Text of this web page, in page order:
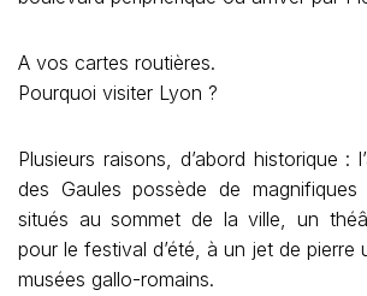
A vos cartes routières.
Pourquoi visiter Lyon ?
Plusieurs raisons, d’abord historique :
des Gaules possède de magnifiques
situés au sommet de la ville, un
pour le festival d’été, à un jet de pierre
musées gallo-romains.